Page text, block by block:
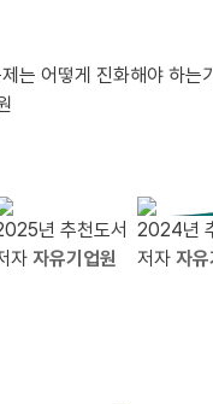
는 어떻게 진화해야 하는
년 추천도서
자 자유기업원
2024년
저자 자유